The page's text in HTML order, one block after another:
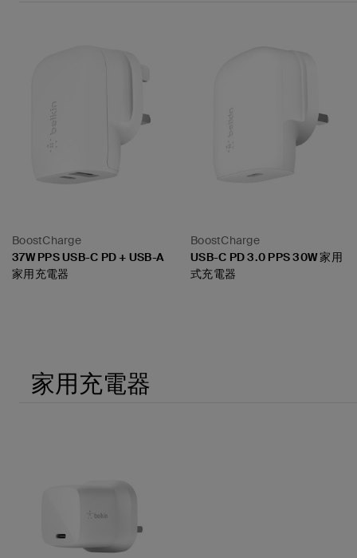
BoostCharge
37W PPS USB-C PD + USB-A
家用充電器
BoostCharge
USB-C PD 3.0 PPS 30W 家用
式充電器
家用充電器